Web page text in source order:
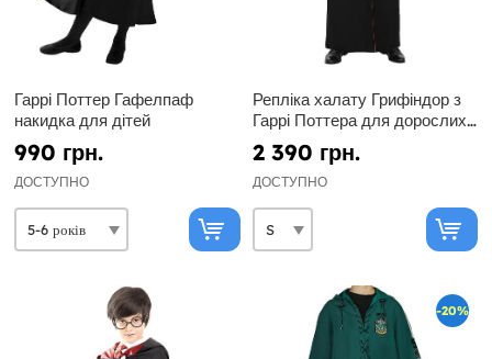
Гаррі Поттер Гафелпаф
накидка для дітей
990 грн.
ДОСТУПНО
Репліка халату Грифіндор з
Гаррі Поттера для дорослих -
Diamond Edition
2 390 грн.
ДОСТУПНО
-20%